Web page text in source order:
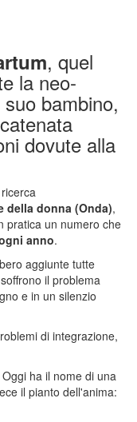
, quel
la neo-
bambino,
dovute alla
della donna (Onda),
pratica un numero che
anno.
aggiunte tutte
il problema
e in un silenzio
di integrazione,
ha il nome di una
il pianto dell'anima: